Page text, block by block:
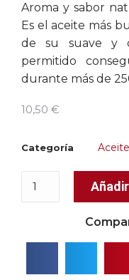
Aroma y sabor
Es el aceite más
de su suave y
permitido
durante más de
10,50 €
Categoría Aceite